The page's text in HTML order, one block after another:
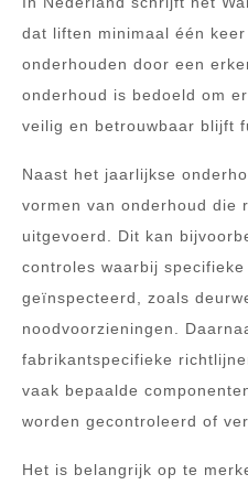
dat liften minimaal één
onderhouden door een
onderhoud is bedoeld om
veilig en betrouwbaar blijft
Naast het jaarlijkse
vormen van onderhoud die
uitgevoerd. Dit kan
controles waarbij
geïnspecteerd, zoals
noodvoorzieningen.
fabrikantspecifieke
vaak bepaalde
worden gecontroleerd of
Het is belangrijk op te